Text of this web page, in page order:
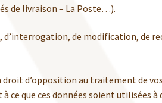
de livraison – La Poste…).
d’interrogation, de modification, de
droit d’opposition au traitement de
ce que ces données soient utilisées